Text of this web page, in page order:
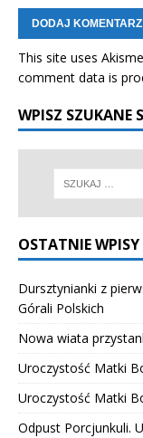
This site uses
comment data is
WPISZ SZUKANE
OSTATNIE WPISY
Dursztynianki z
Górali Polskich
Nowa wiata
Uroczystość Matki
Uroczystość Matki
Odpust Porcjunkuli.